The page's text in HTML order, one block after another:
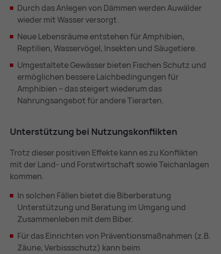
Durch das Anlegen von Dämmen werden Auwälder
wieder mit Wasser versorgt.
Neue Lebensräume entstehen für Amphibien,
Reptilien, Wasservögel, Insekten und Säugetiere.
Umgestaltete Gewässer bieten Fischen Schutz und
ermöglichen bessere Laichbedingungen für
Amphibien – das steigert wiederum das
Nahrungsangebot für andere Tierarten.
Un­ter­stüt­zung bei Nut­zungs­kon­flik­ten
Trotz dieser positiven Effekte kann es zu Konflikten
mit der Land- und Forstwirtschaft sowie Teichanlagen
kommen.
In solchen Fällen bietet die Biberberatung
Unterstützung und Beratung im Umgang und
Zusammenleben mit dem Biber.
Für das Einrichten von Präventionsmaßnahmen (z.B.
Zäune, Verbissschutz) kann beim